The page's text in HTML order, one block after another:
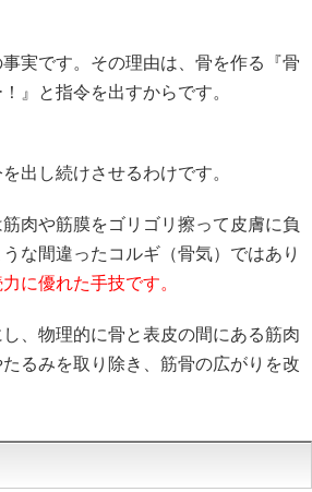
実です。その理由は、骨を作る『骨
』と指令を出すからです。
出し続けさせるわけです。
肉や筋膜をゴリゴリ擦って皮膚に負
な間違ったコルギ（骨気）ではあり
に優れた手技です。
、物理的に骨と表皮の間にある筋肉
るみを取り除き、筋骨の広がりを改